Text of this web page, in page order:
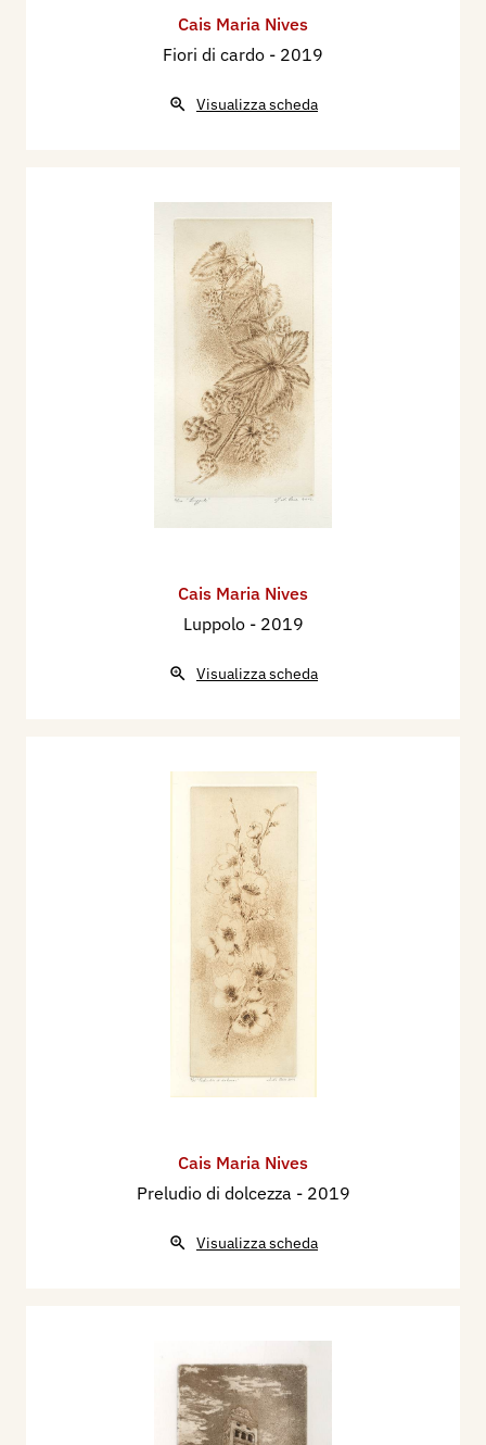
Cais Maria Nives
Fiori di cardo - 2019
Visualizza scheda
Cais Maria Nives
Luppolo - 2019
Visualizza scheda
Cais Maria Nives
Preludio di dolcezza - 2019
Visualizza scheda